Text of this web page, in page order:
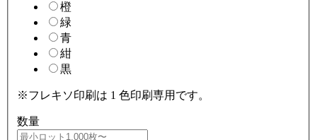
橙
緑
青
紺
黒
※フレキソ印刷は 1 色印刷専用です。
数量